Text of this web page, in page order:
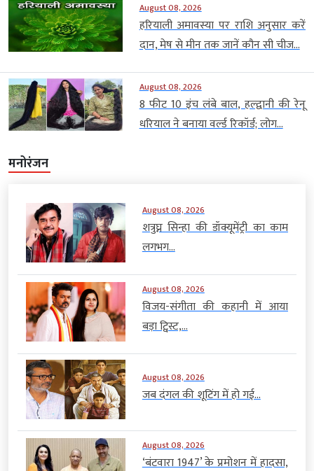
August 08, 2026
हरियाली अमावस्या पर राशि अनुसार करें
दान, मेष से मीन तक जानें कौन सी चीज...
August 08, 2026
8 फीट 10 इंच लंबे बाल, हल्द्वानी की रेनू
धरियाल ने बनाया वर्ल्ड रिकॉर्ड; लोग...
मनोरंजन
August 08, 2026
शत्रुघ्न सिन्हा की डॉक्यूमेंट्री का काम
लगभग...
August 08, 2026
विजय-संगीता की कहानी में आया
बड़ा ट्विस्ट,...
August 08, 2026
जब दंगल की शूटिंग में हो गई...
August 08, 2026
‘बंटवारा 1947’ के प्रमोशन में हादसा,